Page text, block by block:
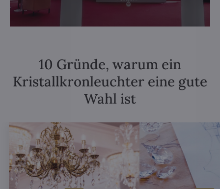
10 Gründe, warum ein
Kristallkronleuchter eine gute
Wahl ist